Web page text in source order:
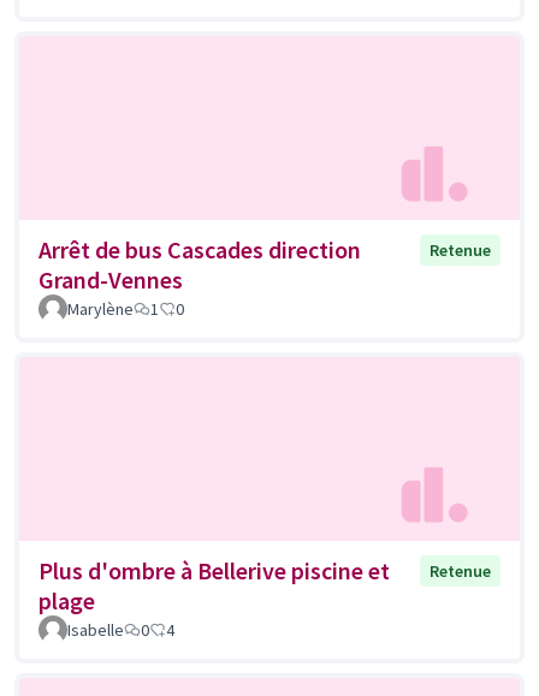
Arrêt de bus Cascades direction
Grand-Vennes
Retenue
Marylène 1 0
Plus d'ombre à Bellerive piscine et
plage
Retenue
Isabelle 0 4